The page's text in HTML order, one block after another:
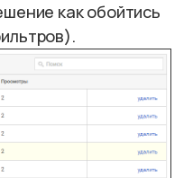
как обойтись